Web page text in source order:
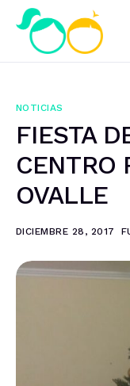
Nosotros
Noticias
¿Quieres
NOTICIAS
FIESTA
CENTRO
OVALLE
DICIEMBRE 28, 2017